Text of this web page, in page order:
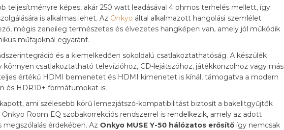
teljesítményre képes, akár 250 watt leadásával 4 ohmos terhelés mellett, így
is alkalmas lehet. Az Onkyo által alkalmazott hangolási szemlélet
mégis zeneileg természetes és élvezetes hangképen van, amely jól működik
műfajoknál egyaránt.
és a kiemelkedően sokoldalú csatlakoztathatóság. A készülék
csatlakoztatható televízióhoz, CD-lejátszóhoz, játékkonzolhoz vagy más
értékű HDMI bemenetet és HDMI kimenetet is kínál, támogatva a modern
és HDR10+ formátumokat is.
ami szélesebb körű lemezjátszó-kompatibilitást biztosít a bakelitgyűjtők
Room EQ szobakorrekciós rendszerrel is rendelkezik, amely az adott
érdekében. Az Onkyo MUSE Y-50 hálózatos erősítő így nemcsak